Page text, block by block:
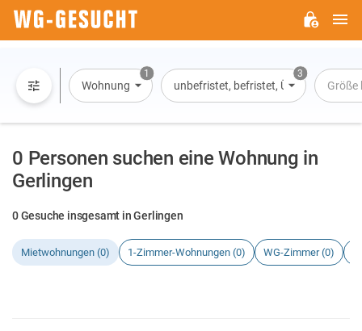
1
Wohnung
3
unbefristet, befristet, Übernachtung
Größe
0 Personen suchen eine Wohnung in
Gerlingen
0 Gesuche insgesamt in Gerlingen
Mietwohnungen (0) 1-Zimmer-Wohnungen (0) WG-Zimmer (0)